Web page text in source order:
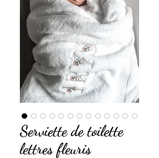
Serviette de toilette
lettres fleuris